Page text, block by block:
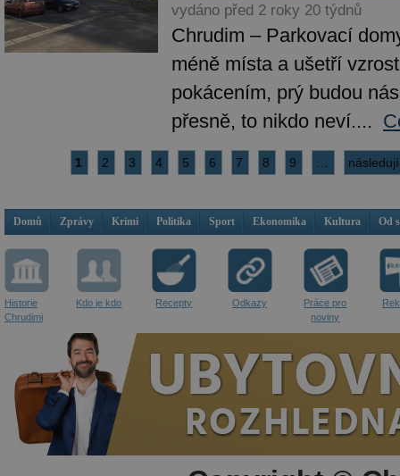
vydáno před 2 roky 20 týdnů
Chrudim – Parkovací
méně místa a ušetří
pokácením, prý budou
přesně, to nikdo neví....
1 2 3 4 5 6 7 8 9
Domů Zprávy Krimi Politika Sport Ekonomika Kultura Od
Historie
Chrudimi
Kdo je kdo Recepty Odkazy
Práce pro
noviny